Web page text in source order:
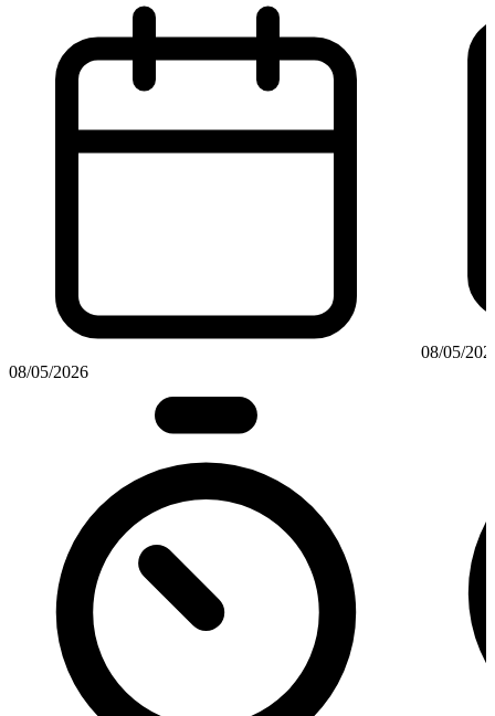
08/05/2026
08/05/